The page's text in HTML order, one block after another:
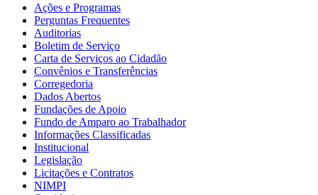
Ações e Programas
Perguntas Frequentes
Auditorias
Boletim de Serviço
Carta de Serviços ao Cidadão
Convênios e Transferências
Corregedoria
Dados Abertos
Fundações de Apoio
Fundo de Amparo ao Trabalhador
Informações Classificadas
Institucional
Legislação
Licitações e Contratos
NIMPI